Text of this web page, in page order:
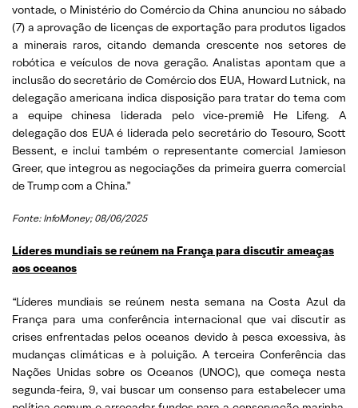
vontade, o Ministério do Comércio da China anunciou no sábado
(7) a aprovação de licenças de exportação para produtos ligados
a minerais raros, citando demanda crescente nos setores de
robótica e veículos de nova geração. Analistas apontam que a
inclusão do secretário de Comércio dos EUA, Howard Lutnick, na
delegação americana indica disposição para tratar do tema com
a equipe chinesa liderada pelo vice-premiê He Lifeng. A
delegação dos EUA é liderada pelo secretário do Tesouro, Scott
Bessent, e inclui também o representante comercial Jamieson
Greer, que integrou as negociações da primeira guerra comercial
de Trump com a China.”
Fonte: InfoMoney; 08/06/2025
Líderes mundiais se reúnem na França para discutir ameaças
aos oceanos
“Líderes mundiais se reúnem nesta semana na Costa Azul da
França para uma conferência internacional que vai discutir as
crises enfrentadas pelos oceanos devido à pesca excessiva, às
mudanças climáticas e à poluição. A terceira Conferência das
Nações Unidas sobre os Oceanos (UNOC), que começa nesta
segunda-feira, 9, vai buscar um consenso para estabelecer uma